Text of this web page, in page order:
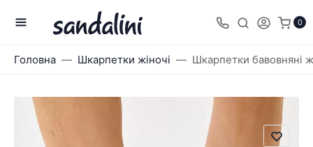
0
Головна Шкарпетки жіночі Шкарпетки бавовняні